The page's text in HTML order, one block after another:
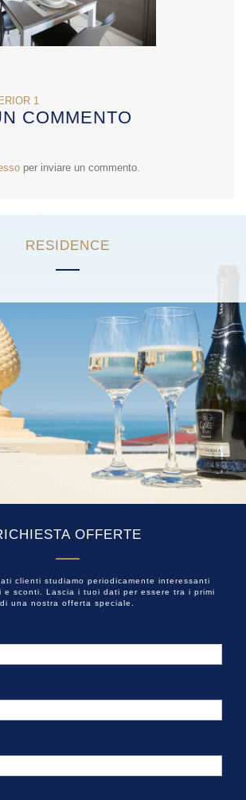
1
COMMENTO
per inviare un commento.
RESIDENCE
OFFERTE
clienti studiamo periodicamente interessanti
e sconti. Lascia i tuoi dati per essere tra i primi
una nostra offerta speciale.